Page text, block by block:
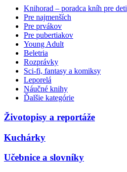
Knihorad – poradca kníh pre deti
Pre najmenších
Pre prvákov
Pre pubertiakov
Young Adult
Beletria
Rozprávky
Sci-fi, fantasy a komiksy
Leporelá
Náučné knihy
Ďalšie kategórie
Životopisy a reportáže
Kuchárky
Učebnice a slovníky